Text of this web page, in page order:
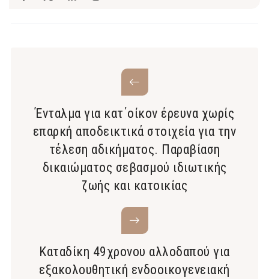
Ένταλμα για κατ΄οίκον έρευνα χωρίς
επαρκή αποδεικτικά στοιχεία για την
τέλεση αδικήματος. Παραβίαση
δικαιώματος σεβασμού ιδιωτικής
ζωής και κατοικίας
Καταδίκη 49χρονου αλλοδαπού για
εξακολουθητική ενδοοικογενειακή